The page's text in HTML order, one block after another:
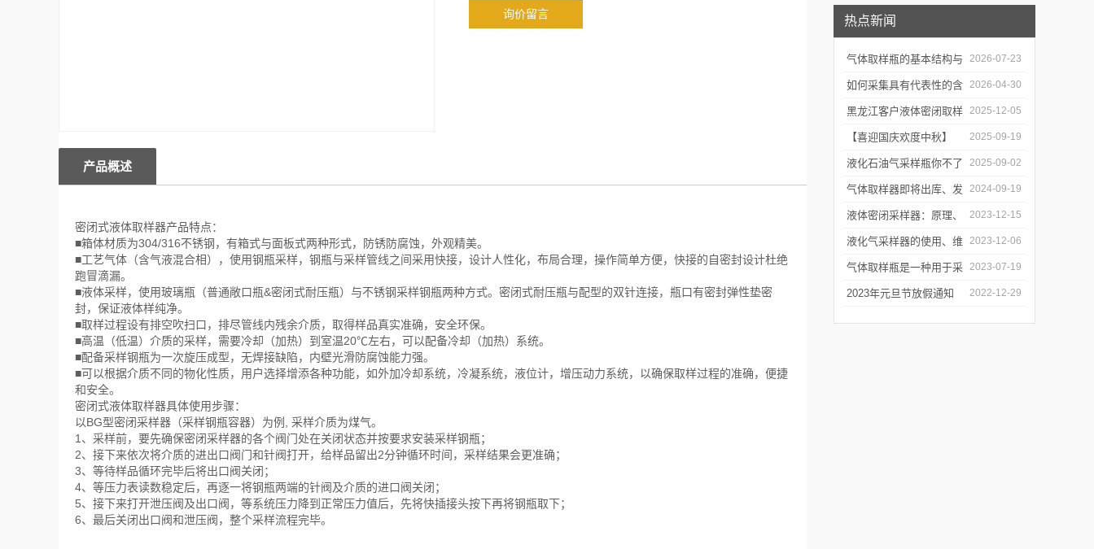
热点新闻
气体取样瓶的基本结构与
工作逻辑是什么？
2026-07-23
如何采集具有代表性的含
油水样？——石油类采水
器原理与使用
2026-04-30
黑龙江客户液体密闭取样
器项目顺利交付
2025-12-05
【喜迎国庆欢度中秋】
2025年国庆中秋放假通知
2025-09-19
液化石油气采样瓶你不了
解的知识！
2025-09-02
气体取样器即将出库、发
货！
2024-09-19
液体密闭采样器：原理、
应用和优势
2023-12-15
液化气采样器的使用、维
护与优化
2023-12-06
气体取样瓶是一种用于采
集、贮存和分析气体样品
2023-07-19
2023年元旦节放假通知 2022-12-29
■按照密闭取样器面板上说明标牌规定的采样步骤进行采样作业。
■调整采样量：排出超过采样钢瓶容积80％的液相试样。采用称重法或者预留
询价留言
产品概述
密闭式液体取样器产品特点：
■箱体材质为304/316不锈钢，有箱式与面板式两种形式，防锈防腐蚀，外观精美。
■工艺气体（含气液混合相），使用钢瓶采样，钢瓶与采样管线之间采用快接，设计人性化，布局合理，操作简单方便，快接的自密封设计杜绝
跑冒滴漏。
■液体采样，使用玻璃瓶（普通敞口瓶&密闭式耐压瓶）与不锈钢采样钢瓶两种方式。密闭式耐压瓶与配型的双针连接，瓶口有密封弹性垫密
封，保证液体样纯净。
■取样过程设有排空吹扫口，排尽管线内残余介质，取得样品真实准确，安全环保。
■高温（低温）介质的采样，需要冷却（加热）到室温20℃左右，可以配备冷却（加热）系统。
■配备采样钢瓶为一次旋压成型，无焊接缺陷，内壁光滑防腐蚀能力强。
■可以根据介质不同的物化性质，用户选择增添各种功能，如外加冷却系统，冷凝系统，液位计，增压动力系统，以确保取样过程的准确，便捷
和安全。
密闭式液体取样器具体使用步骤：
以BG型密闭采样器（采样钢瓶容器）为例, 采样介质为煤气。
1、采样前，要先确保密闭采样器的各个阀门处在关闭状态并按要求安装采样钢瓶；
2、接下来依次将介质的进出口阀门和针阀打开，给样品留出2分钟循环时间，采样结果会更准确；
3、等待样品循环完毕后将出口阀关闭；
4、等压力表读数稳定后，再逐一将钢瓶两端的针阀及介质的进口阀关闭；
5、接下来打开泄压阀及出口阀，等系统压力降到正常压力值后，先将快插接头按下再将钢瓶取下；
6、最后关闭出口阀和泄压阀，整个采样流程完毕。